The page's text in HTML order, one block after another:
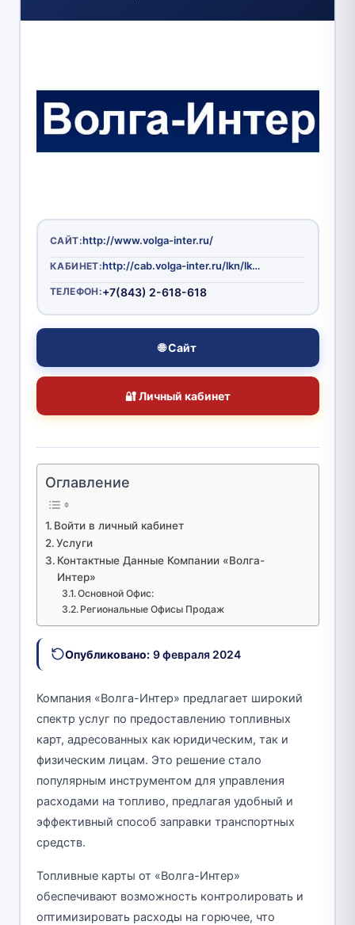
САЙТ:http://www.volga-inter.ru/
КАБИНЕТ: http://cab.volga-inter.ru/lkn/lkn/
ТЕЛЕФОН:+7(843) 2-618-618
🌐 Сайт
🔐 Личный кабинет
Оглавление
Войти в личный кабинет
Услуги
Контактные Данные Компании «Волга-
Интер»
Основной Офис:
Региональные Офисы Продаж
Опубликовано: 9 февраля 2024
Компания «Волга-Интер» предлагает широкий
спектр услуг по предоставлению топливных
карт, адресованных как юридическим, так и
физическим лицам. Это решение стало
популярным инструментом для управления
расходами на топливо, предлагая удобный и
эффективный способ заправки транспортных
средств.
Топливные карты от «Волга-Интер»
обеспечивают возможность контролировать и
оптимизировать расходы на горючее, что